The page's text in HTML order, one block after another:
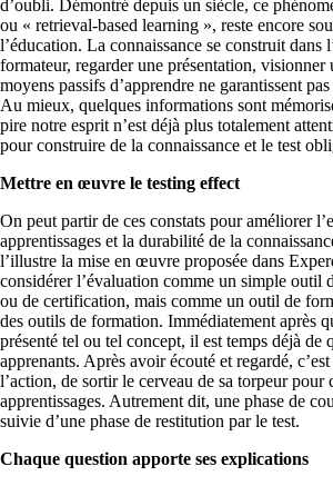
d’oubli. Démontré depuis un siècle, ce
ou « retrieval-based learning », reste encore
l’éducation. La connaissance se construit dans
formateur, regarder une présentation,
moyens passifs d’apprendre ne garantissent
Au mieux, quelques informations sont
pire notre esprit n’est déjà plus totalement
pour construire de la connaissance et le test
Mettre en œuvre le testing effect
On peut partir de ces constats pour améliorer
apprentissages et la durabilité de la
l’illustre la mise en œuvre proposée dans
considérer l’évaluation comme un simple outil
ou de certification, mais comme un outil de
des outils de formation. Immédiatement après
présenté tel ou tel concept, il est temps déjà de
apprenants. Après avoir écouté et regardé, c’est
l’action, de sortir le cerveau de sa torpeur pour
apprentissages. Autrement dit, une phase de
suivie d’une phase de restitution par le test.
Chaque question apporte ses explications